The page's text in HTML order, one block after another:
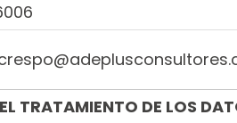
TRATAMIENTO DE LOS